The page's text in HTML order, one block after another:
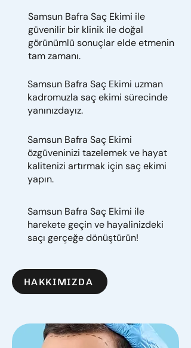
Samsun Bafra Saç Ekimi ile
güvenilir bir klinik ile doğal
görünümlü sonuçlar elde etmenin
tam zamanı.
Samsun Bafra Saç Ekimi uzman
kadromuzla saç ekimi sürecinde
yanınızdayız.
Samsun Bafra Saç Ekimi
özgüveninizi tazelemek ve hayat
kalitenizi artırmak için saç ekimi
yapın.
Samsun Bafra Saç Ekimi ile
harekete geçin ve hayalinizdeki
saçı gerçeğe dönüştürün!
HAKKIMIZDA